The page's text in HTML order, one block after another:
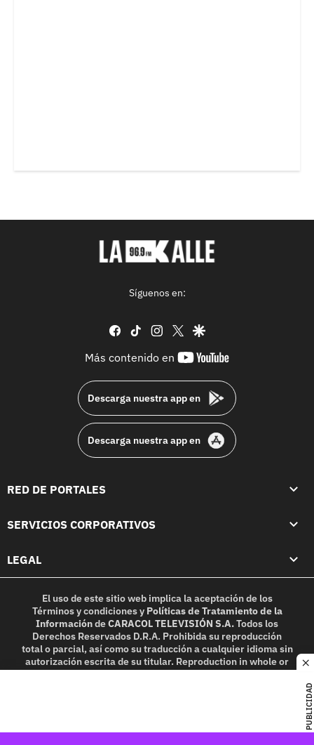
PUBLICIDAD
Síguenos en:
facebook
tiktok instagram
twittergoogle
Más contenido en
youtube-
Descarga nuestra app en
Descarga nuestra app en
RED DE PORTALES
SERVICIOS CORPORATIVOS
LEGAL
El uso de este sitio web implica la aceptación de los
Términos y condicionesy Políticas de Tratamiento de la
InformacióndeCARACOL TELEVISIÓN S.A.Todos los
Derechos Reservados D.R.A. Prohibida su reproducción
total o parcial, así como su traducción a cualquier idioma sin
autorización escrita de su titular. Reproduction in whole or
in part, or translation without written permission is